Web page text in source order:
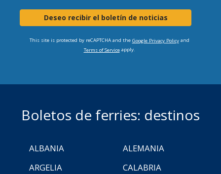
Deseo recibir el boletín de noticias
This site is protected by reCAPTCHA and the Google Privacy Policyand
Terms of Serviceapply.
Boletos de ferries: destinos
ALBANIA
ALEMANIA
ARGELIA
CALABRIA